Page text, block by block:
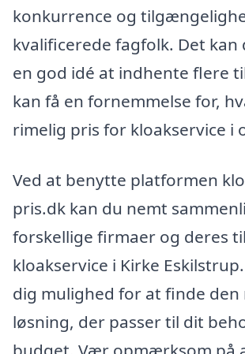
konkurrence og
kvalificerede fagfolk. Det
en god idé at indhente flere
kan få en fornemmelse for,
rimelig pris for kloakservice i
Ved at benytte platformen
pris.dk kan du nemt
forskellige firmaer og deres
kloakservice i Kirke
dig mulighed for at finde
løsning, der passer til dit